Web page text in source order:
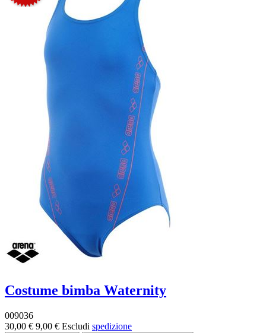
Costume bimba Waternity
009036
30,00 € 9,00 € Escludi spedizione